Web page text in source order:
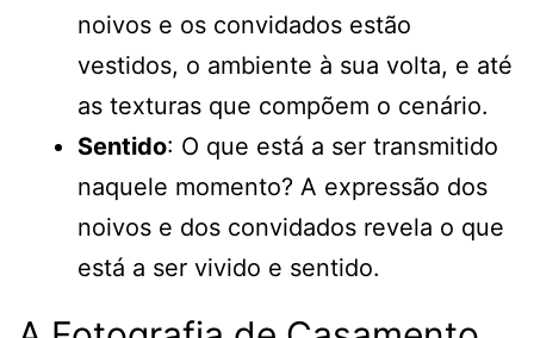
noivos e os convidados estão
vestidos, o ambiente à sua volta, e até
as texturas que compõem o cenário.
Sentido: O que está a ser transmitido
naquele momento? A expressão dos
noivos e dos convidados revela o que
está a ser vivido e sentido.